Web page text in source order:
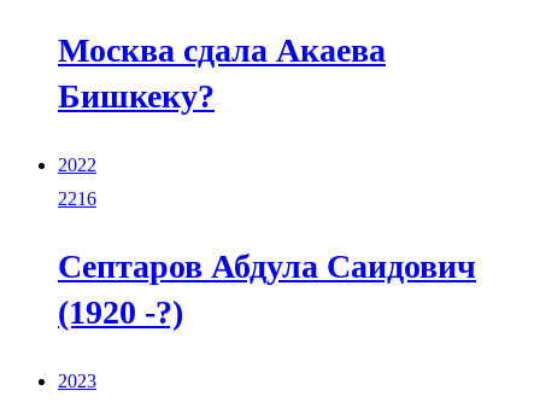
Москва сдала Акаева
Бишкеку?
2022
2216
Cептаров Абдула Саидович
(1920 -?)
2023